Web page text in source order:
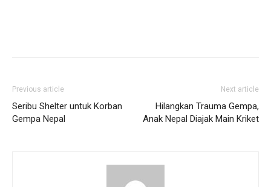
Previous article
Seribu Shelter untuk Korban
Gempa Nepal
Next article
Hilangkan Trauma Gempa,
Anak Nepal Diajak Main Kriket